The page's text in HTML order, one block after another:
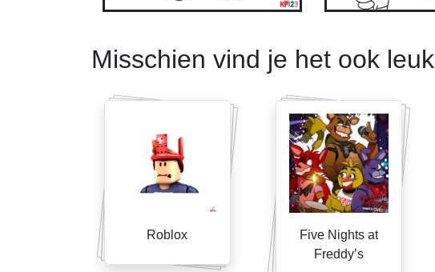
Misschien vind je het ook leuk
Roblox
Five Nights at
Freddy’s